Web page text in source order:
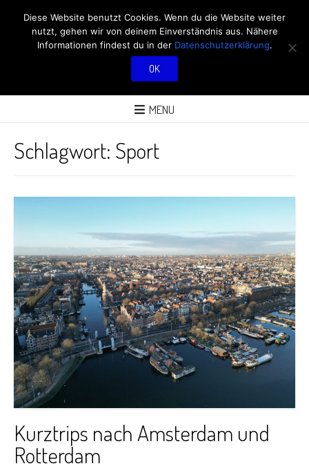
RÖBÜS OUTDOOR
BLOG
MENU
Schlagwort: Sport
Kurztrips nach Amsterdam und
Rotterdam
Diese Website benutzt Cookies. Wenn du die Website weiter
nutzt, gehen wir von deinem Einverständnis aus. Nähere
Informationen findest du in der Datenschutzerklärung.
OK